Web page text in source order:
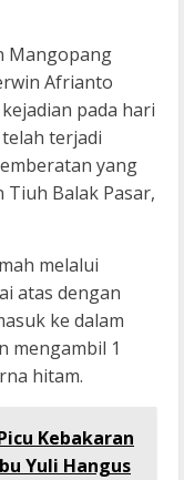
Mangopang
Afrianto
pada hari
terjadi
yang
Balak Pasar,
melalui
atas dengan
ke dalam
mengambil 1
hitam.
Kebakaran
Yuli Hangus